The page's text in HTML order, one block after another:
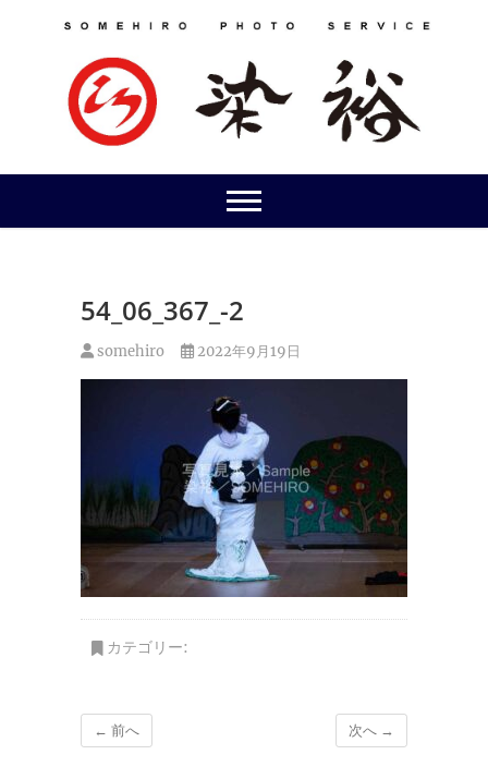
54_06_367_-2
somehiro 2022年9月19日
カテゴリー:
← 前へ 次へ →